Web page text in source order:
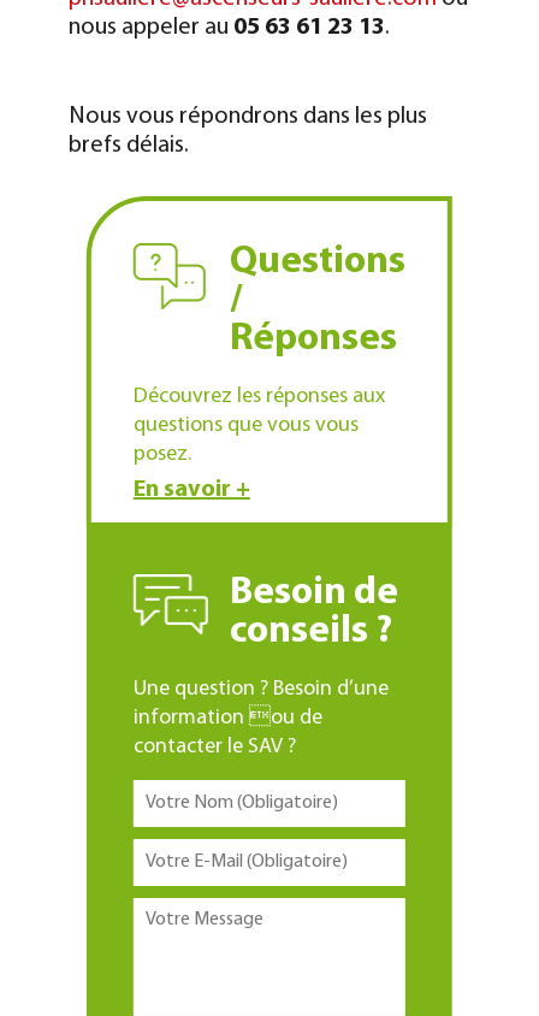
nous appeler au 05 63 61 23 13.
Nous vous répondrons dans les plus
brefs délais.
Questions
/
Réponses
Découvrez les réponses aux
questions que vous vous
posez.
En savoir +
Besoin de
conseils ?
Une question ? Besoin d’une
information ou de
contacter le SAV ?